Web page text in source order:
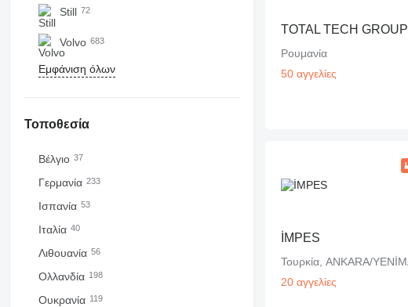
Still 72
Volvo 683
Εμφάνιση όλων
Τοποθεσία
Βέλγιο 37
Γερμανία 233
Ισπανία 53
Ιταλία 40
Λιθουανία 56
Ολλανδία 198
Ουκρανία 119
TOTAL TECH GROUP
Ρουμανία
50 αγγελίες
İMPES
20 αγγελίες